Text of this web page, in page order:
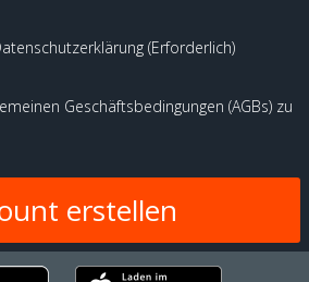
Erforderlich
Geschäftsbedingungen (AGBs) zu